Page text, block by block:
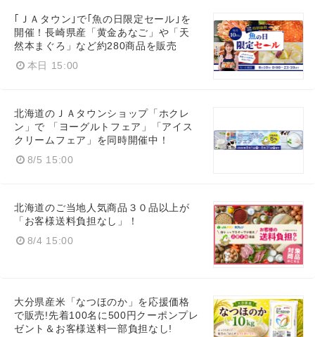
｢ＪＡタウン｣で｢魚の日限定セール｣を
開催！長崎県産「黄金あなご」や「天
然本まぐろ」など約280商品を販売
本日 15:00
北海道のＪＡタウンショップ「ホクレ
ン」で 「ヨーグルトフェア」「アイス
クリームフェア」を同時開催中！
8/5 15:00
北海道のご当地人気商品３０品以上が
「お客様送料負担なし」！
8/4 15:00
大分県産米「なつほのか」を応援価格
で販売!先着100名に500円クーポンプレ
ゼント＆お客様送料一部負担なし!